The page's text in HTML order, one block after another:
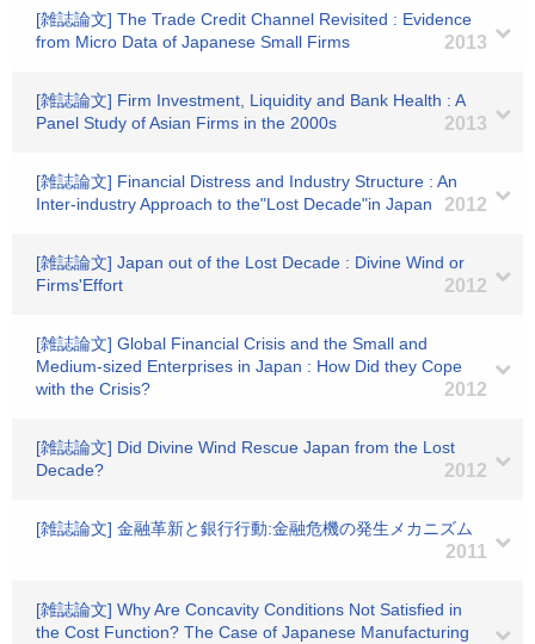
[雑誌論文] The Trade Credit Channel Revisited : Evidence
from Micro Data of Japanese Small Firms
2013
[雑誌論文] Firm Investment, Liquidity and Bank Health : A
Panel Study of Asian Firms in the 2000s
2013
[雑誌論文] Financial Distress and Industry Structure : An
Inter-industry Approach to the"Lost Decade"in Japan
2012
[雑誌論文] Japan out of the Lost Decade : Divine Wind or
Firms'Effort
2012
[雑誌論文] Global Financial Crisis and the Small and
Medium-sized Enterprises in Japan : How Did they Cope
with the Crisis?
2012
[雑誌論文] Did Divine Wind Rescue Japan from the Lost
Decade?
2012
[雑誌論文] 金融革新と銀行行動:金融危機の発生メカニズム
2011
[雑誌論文] Why Are Concavity Conditions Not Satisfied in
the Cost Function? The Case of Japanese Manufacturing